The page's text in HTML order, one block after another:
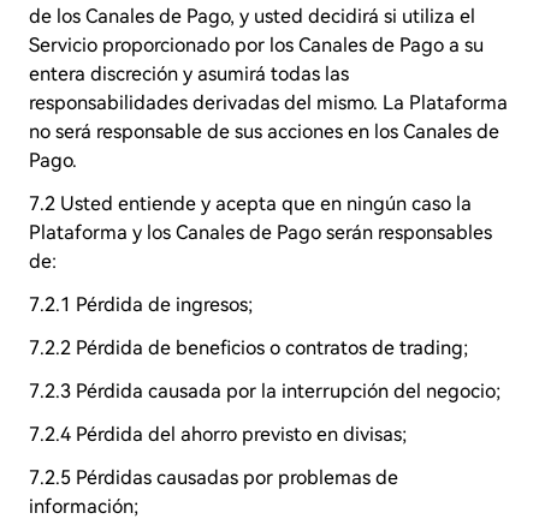
de los Canales de Pago, y usted decidirá si utiliza el
Servicio proporcionado por los Canales de Pago a su
entera discreción y asumirá todas las
responsabilidades derivadas del mismo. La Plataforma
no será responsable de sus acciones en los Canales de
Pago.
7.2 Usted entiende y acepta que en ningún caso la
Plataforma y los Canales de Pago serán responsables
de:
7.2.1 Pérdida de ingresos;
7.2.2 Pérdida de beneficios o contratos de trading;
7.2.3 Pérdida causada por la interrupción del negocio;
7.2.4 Pérdida del ahorro previsto en divisas;
7.2.5 Pérdidas causadas por problemas de
información;